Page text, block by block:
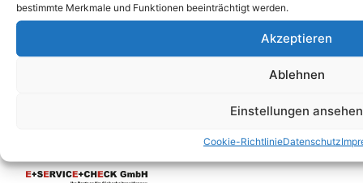
bestimmte Merkmale und Funktionen beeinträchtigt werden.
Akzeptieren
Ablehnen
Einstellungen ansehen
Cookie-RichtlinieDatenschutz